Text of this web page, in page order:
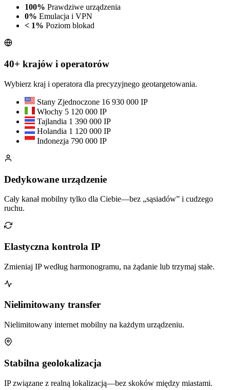
100% Prawdziwe urządzenia
0% Emulacja i VPN
< 1% Poziom blokad
40+ krajów i operatorów
Wybierz kraj i operatora dla precyzyjnego geotargetowania.
Stany Zjednoczone 16 930 000 IP
Włochy 5 120 000 IP
Tajlandia 1 390 000 IP
Holandia 1 120 000 IP
Indonezja 790 000 IP
Dedykowane urządzenie
Cały kanał mobilny tylko dla Ciebie—bez „sąsiadów” i cudzego
ruchu.
Elastyczna kontrola IP
Zmieniaj IP według harmonogramu, na żądanie lub trzymaj stałe.
Nielimitowany transfer
Nielimitowany internet mobilny na każdym urządzeniu.
Stabilna geolokalizacja
IP związane z realną lokalizacją—bez skoków między miastami.